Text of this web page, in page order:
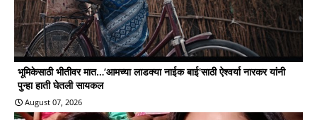
भूमिकेसाठी भीतीवर मात…‘आमच्या लाडक्या नाईक बाई'साठी ऐश्वर्या नारकर यांनी
पुन्हा हाती घेतली सायकल
August 07, 2026